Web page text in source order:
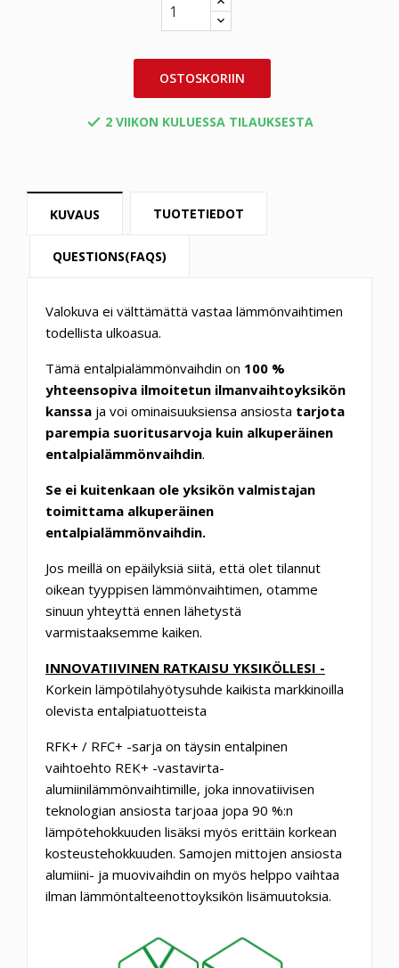
OSTOSKORIIN
 2 VIIKON KULUESSA TILAUKSESTA
KUVAUS TUOTETIEDOT
QUESTIONS(FAQS)
Valokuva ei välttämättä vastaa lämmönvaihtimen
todellista ulkoasua.
Tämä entalpialämmönvaihdin on 100 %
yhteensopiva ilmoitetun ilmanvaihtoyksikön
kanssa ja voi ominaisuuksiensa ansiosta tarjota
parempia suoritusarvoja kuin alkuperäinen
entalpialämmönvaihdin.
Se ei kuitenkaan ole yksikön valmistajan
toimittama alkuperäinen
entalpialämmönvaihdin.
Jos meillä on epäilyksiä siitä, että olet tilannut
oikean tyyppisen lämmönvaihtimen, otamme
sinuun yhteyttä ennen lähetystä
varmistaaksemme kaiken.
INNOVATIIVINEN RATKAISU YKSIKÖLLESI -
Korkein lämpötilahyötysuhde kaikista markkinoilla
olevista entalpiatuotteista
RFK+ / RFC+ -sarja on täysin entalpinen
vaihtoehto REK+ -vastavirta-
alumiinilämmönvaihtimille, joka innovatiivisen
teknologian ansiosta tarjoaa jopa 90 %:n
lämpötehokkuuden lisäksi myös erittäin korkean
kosteustehokkuuden. Samojen mittojen ansiosta
alumiini- ja muovivaihdin on myös helppo vaihtaa
ilman lämmöntalteenottoyksikön lisämuutoksia.